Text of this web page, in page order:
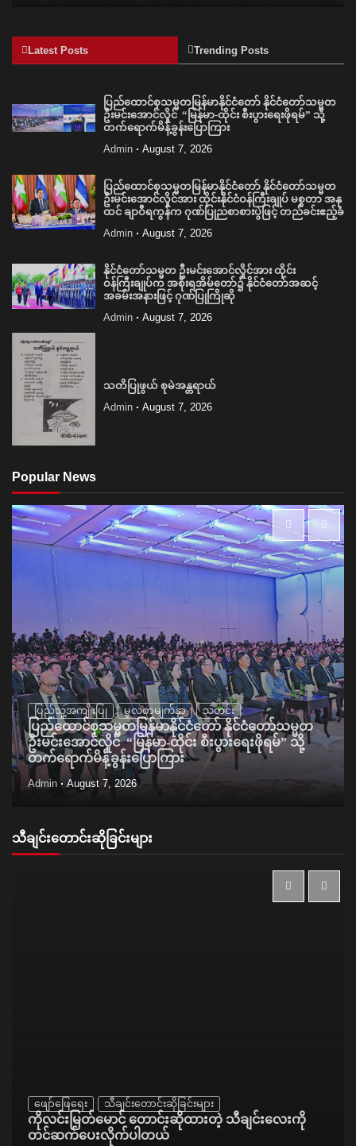
Latest Posts Trending Posts
ပြည်ထောင်စုသမ္မတမြန်မာနိုင်ငံတော် နိုင်ငံတော်သမ္မတ
ဦးမင်းအောင်လှိုင် “မြန်မာ-ထိုင်း စီးပွားရေးဖိုရမ်” သို့
တက်ရောက်မိန့်ခွန်းပြောကြား
Admin August 7, 2026
ပြည်ထောင်စုသမ္မတမြန်မာနိုင်ငံတော် နိုင်ငံတော်သမ္မတ
ဦးမင်းအောင်လှိုင်အား ထိုင်းနိုင်ငံဝန်ကြီးချုပ် မစ္စတာ အနု
ထင် ချာဝီရကွန်က ဂုဏ်ပြုညစာစားပွဲဖြင့် တည်ခင်းဧည့်ခံ
Admin August 7, 2026
နိုင်ငံတော်သမ္မတ ဦးမင်းအောင်လှိုင်အား ထိုင်း
ဝန်ကြီးချုပ်က အစိုးရအိမ်တော်၌ နိုင်ငံတော်အဆင့်
အခမ်းအနားဖြင့် ဂုဏ်ပြုကြိုဆို
Admin August 7, 2026
သတိပြုဖွယ် စုမဲအန္တရာယ်
Admin August 7, 2026
Popular News
ပြည်သူ့အကျိုးပြု မူလစာမျက်နှာ သတင်း
ပြည်ထောင်စုသမ္မတမြန်မာနိုင်ငံတော် နိုင်ငံတော်သမ္မတ
ဦးမင်းအောင်လှိုင် “မြန်မာ-ထိုင်း စီးပွားရေးဖိုရမ်” သို့
တက်ရောက်မိန့်ခွန်းပြောကြား
Admin August 7, 2026
သီချင်းတောင်းဆိုခြင်းများ
ဖျော်ဖြေရေး သီချင်းတောင်းဆိုခြင်းများ
ကိုလင်းမြတ်မောင် တောင်းဆိုထားတဲ့ သီချင်းလေးကို
တင်ဆက်ပေးလိုက်ပါတယ်